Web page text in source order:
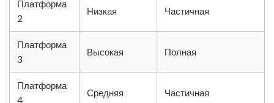
Платформа
2
Низкая Частичная
Платформа
3
Высокая Полная
Платформа
4
Средняя Частичная